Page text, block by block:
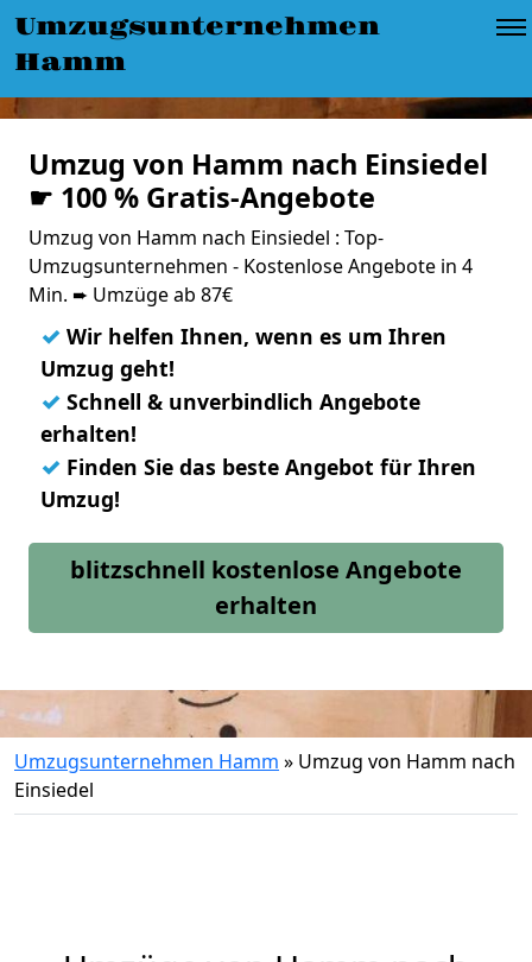
Umzugsunternehmen
Hamm
Umzug von Hamm nach Einsiedel
☛ 100 % Gratis-Angebote
Umzug von Hamm nach Einsiedel : Top-
Umzugsunternehmen - Kostenlose Angebote in 4
Min. ➨ Umzüge ab 87€
✓ Wir helfen Ihnen, wenn es um Ihren
Umzug geht!
✓ Schnell & unverbindlich Angebote
erhalten!
✓ Finden Sie das beste Angebot für Ihren
Umzug!
blitzschnell kostenlose Angebote
erhalten
Umzugsunternehmen Hamm » Umzug von Hamm nach
Einsiedel